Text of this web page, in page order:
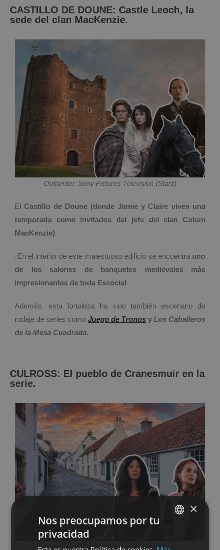
CASTILLO DE DOUNE: Castle Leoch, la
sede del clan MacKenzie.
Outlander. Sony Pictures Television (Starz)
ElCastillo de Doune (donde Jamie y Claire viven una
temporada como invitados del jefe del clan Colum
MacKenzie).
¡En el interior de este majestuoso edificio se encuentra uno
de los salones de banquetes medievales más
impresionantes de toda Escocia!
Además, esta fortaleza ha sido también escenario de
rodaje de series como Juego de Tronos y Los Caballeros
de la Mesa Cuadrada.
CULROSS: El pueblo de Cranesmuir en la
serie.
Outlander. Sony Pictures Television (Starz)
×
Nos preocupamos por tu
privacidad